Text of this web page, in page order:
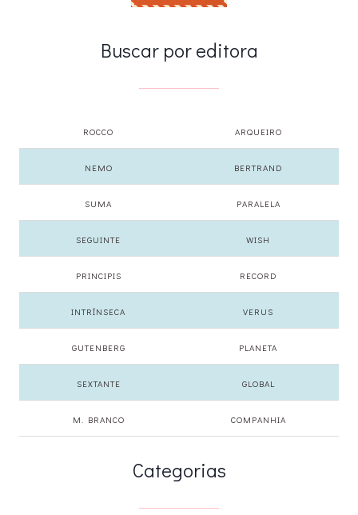
Buscar por editora
ROCCO ARQUEIRO
NEMO BERTRAND
SUMA PARALELA
SEGUINTE WISH
PRINCIPIS RECORD
INTRÍNSECA VERUS
GUTENBERG PLANETA
SEXTANTE GLOBAL
M. BRANCO COMPANHIA
Categorias